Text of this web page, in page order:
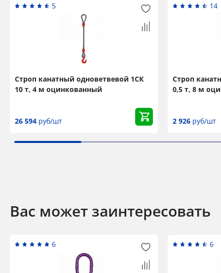
5
Строп канатный одноветвевой 1СК
10 т, 4 м оцинкованный
26 594 руб/шт
14
Строп
0,5 т, 8 м
2 926 руб/шт
Вас может заинтересовать
6 6